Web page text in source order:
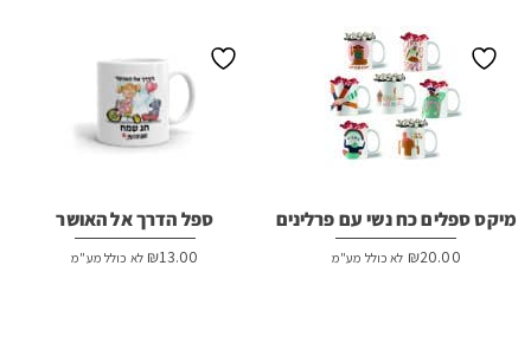
מיקס ספלים כח נשי עם פרלינים
₪20.00 לא כולל מע"מ
ספל הדרך אל האושר
₪13.00 לא כולל מע"מ